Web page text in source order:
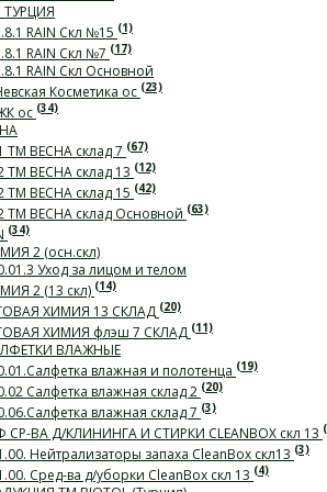
ТУРЦИЯ
RAIN Скл №15 (1)
RAIN Скл №7 (17)
RAIN Скл Основной
Косметика ос (23)
ос (34)
ТМ ВЕСНА склад 7 (67)
ТМ ВЕСНА склад 13 (12)
ТМ ВЕСНА склад 15 (42)
ТМ ВЕСНА склад Основной (63)
(34)
2 (осн.скл)
Уход за лицом и телом
2 (13 скл) (14)
ХИМИЯ 13 СКЛАД (20)
ХИМИЯ флэш 7 СКЛАД (11)
ВЛАЖНЫЕ
влажная и полотенца (19)
Салфетка влажная склад 2 (20)
влажная склад 7 (3)
СР-ВА Д/КЛИНИНГА И СТИРКИ СLEANBOX скл 13
Нейтрализаторы запаха CleanBox скл13 (3)
Сред-ва д/уборки CleanBox скл 13 (4)